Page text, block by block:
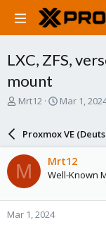
LXC, ZFS,
mount
T
a
d
s
t
a
r
Mrt12
S
r
t
d
a
e
Mar 1,
Proxmox VE
M Mrt12
Well-Known
Mar 1, 2024